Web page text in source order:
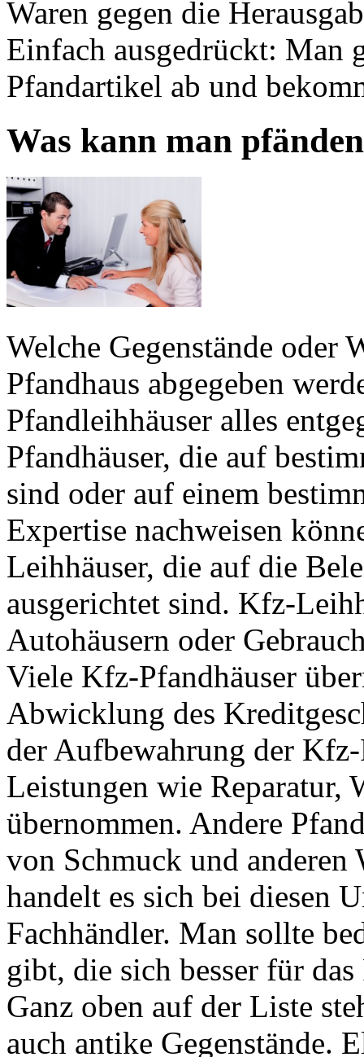
Waren gegen die
Einfach ausgedrückt: Man
Pfandartikel ab und
Was kann man
Welche Gegenstände oder
Pfandhaus abgegeben
Pfandleihhäuser alles
Pfandhäuser, die auf
sind oder auf einem
Expertise nachweisen
Leihhäuser, die auf die
ausgerichtet sind. Kfz-
Autohäusern oder
Viele Kfz-Pfandhäuser
Abwicklung des
der Aufbewahrung der
Leistungen wie Reparatur,
übernommen. Andere
von Schmuck und anderen
handelt es sich bei diesen
Fachhändler. Man sollte
gibt, die sich besser für
Ganz oben auf der Liste
auch antike Gegenstände.